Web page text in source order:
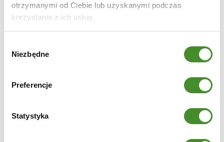
otrzymanymi od Ciebie lub uzyskanymi podczas
korzystania z ich usług.
zgody
Niezbędne
Preferencje
Statystyka
W ofercie Zabudowa Futryn dostępnych jest kilka
to doskonały wybór do reprezentacyjnego salonu. Dla
wariant z czterema przeszkleniami w górnej części drzwi,
asortymencie nie mogło zabraknąć również pełnych drzwi
Prestige PL, które świetnie sprawdzą się w sypialni lub